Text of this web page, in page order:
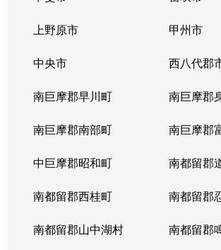
上野原市 甲州市
中央市 西八代郡
南巨摩郡早川町 南巨摩郡
南巨摩郡南部町 南巨摩郡
中巨摩郡昭和町 南都留郡
南都留郡西桂町 南都留郡
南都留郡山中湖村 南都留郡